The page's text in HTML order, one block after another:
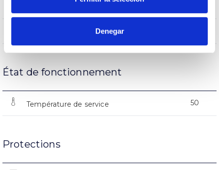
Denegar25000
État de fonctionnement
Température de service 50
Protections